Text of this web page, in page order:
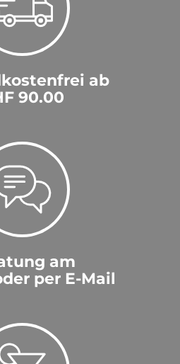
ab
90.00
am
per E-Mail